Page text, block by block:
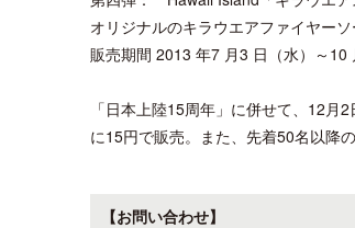
オリジナルのキラウエアファイヤー
販売期間 2013 年7 月3 日（水）～10
「日本上陸15周年」に併せて、12
に15円で販売。また、先着50名以降
【お問い合わせ】